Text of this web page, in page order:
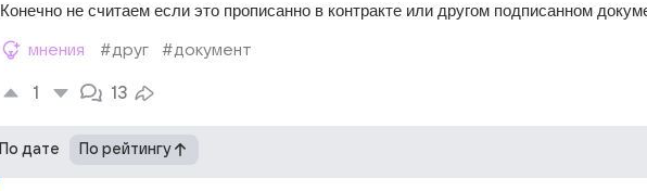
Конечно не считаем если это прописанно в контракте или другом подписанном
мнения #друг #документ
1 13
По дате По рейтингу